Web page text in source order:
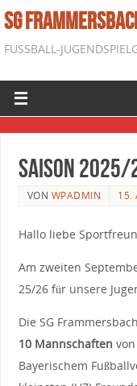
SG
FUSSBALL-
Saison 2025/
VON WPADMIN 15.
Hallo liebe
Am zweiten
25/26 für unsere
Die SG
10 Mannschaften
Bayerischem